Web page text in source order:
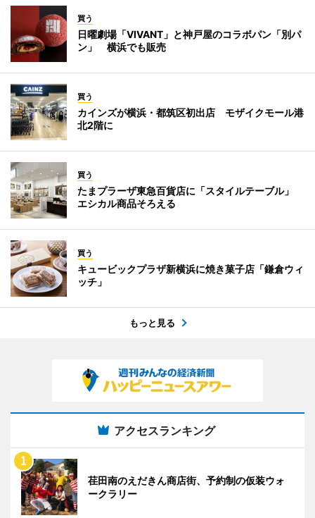
買う
日曜劇場「VIVANT」と神戸屋のコラボパン「別パ
ン」 横浜でも販売
買う
カインズが横浜・都筑区初出店 モザイクモール港
北2階に
買う
たまプラーザ東急百貨店に「スタイルテーブル」
エシカル商品そろえる
買う
キュービックプラザ新横浜に焼き菓子店「鎌倉ウィ
ッチ」
もっと見る
アクセスランキング
荏田南のえだきん商店街、予約制の仮装ウォ
ークラリー